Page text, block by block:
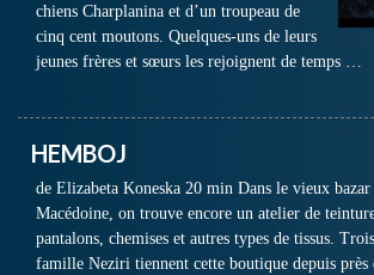
chiens Charplanina et d’un troupeau de
cinq cent moutons. Quelques-uns de leurs
jeunes frères et sœurs les rejoignent de temps …
HEMBOJ
de Elizabeta Koneska 20 min Dans le vieux
Macédoine, on trouve encore un atelier de
pantalons, chemises et autres types de tissus.
famille Neziri tiennent cette boutique depuis près